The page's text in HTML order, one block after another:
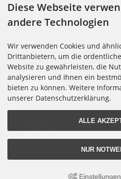
ZAHLUNGSMETHODEN
SOCIAL MEDIA
Diese Webseite
andere Technologien
Wir verwenden Cookies und
Drittanbietern, um die
Website zu gewährleisten, die
analysieren und Ihnen ein
bieten zu können. Weitere
unserer Datenschutzerklärung.
ALLE
NUR